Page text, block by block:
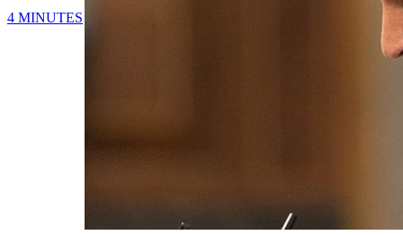
4 MINUTES